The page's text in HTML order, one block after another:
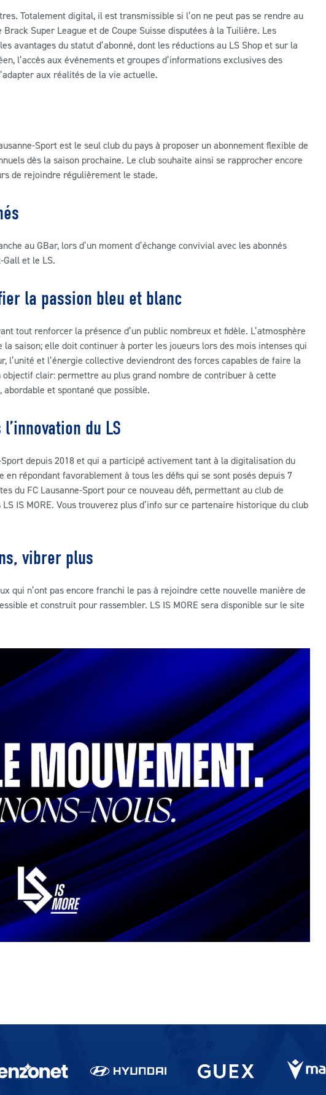
Totalement digital, il est transmissible si l’on ne peut pas se rendre au
Super League et de Coupe Suisse disputées à la Tuilière. Les
avantages du statut d’abonné, dont les réductions au LS Shop et sur la
l’accès aux événements et groupes d’informations exclusives des
aux réalités de la vie actuelle.
Sport est le seul club du pays à proposer un abonnement flexible de
dès la saison prochaine. Le club souhaite ainsi se rapprocher encore
de rejoindre régulièrement le stade.
au GBar, lors d’un moment d’échange convivial avec les abonnés
et le LS.
la passion bleu et blanc
tout renforcer la présence d’un public nombreux et fidèle. L’atmosphère
saison; elle doit continuer à porter les joueurs lors des mois intenses qui
l’unité et l’énergie collective deviendront des forces capables de faire la
clair: permettre au plus grand nombre de contribuer à cette
et spontané que possible.
du LS
depuis 2018 et qui a participé activement tant à la digitalisation du
en répondant favorablement à tous les défis qui se sont posés depuis 7
du FC Lausanne-Sport pour ce nouveau défi, permettant au club de
IS MORE. Vous trouverez plus d’info sur ce partenaire historique du club
vibrer plus
qui n’ont pas encore franchi le pas à rejoindre cette nouvelle manière de
et construit pour rassembler. LS IS MORE sera disponible sur le site